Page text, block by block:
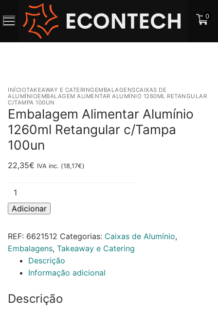
para
conteúdo
0
INÍCIOTAKEAWAY E CATERING EMBALAGENSCAIXAS DE
ALUMÍNIOEMBALAGEM ALIMENTAR ALUMÍNIO 1260ML RETANGULAR
C/TAMPA 100UN
Embalagem Alimentar Alumínio
1260ml Retangular c/Tampa
100un
22,35€ IVA inc. (18,17€)
Quantidade
Embalagem
Alumínio
1260ml
Retangular
c/Tampa
Adicionar
REF: 6621512 Categorias: Caixas de Alumínio,
Embalagens, Takeaway e Catering
Descrição
Informação adicional
Descrição